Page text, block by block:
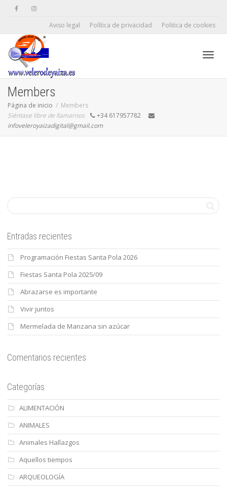
Aviso legal Política de privacidad Politica de cookies
Members
Página de inicio
Members
Siéntase libre de llamarnos
+34 617957782
infoveleroyaizadigital@gmail.com
Entradas recientes
Programación Fiestas Santa Pola 2026
Fiestas Santa Pola 2025/09
Abrazarse es importante
Vivir juntos
Mermelada de Manzana sin azúcar
Comentarios recientes
Categorías
ALIMENTACIÓN
ANIMALES
Animales Hallazgos
Aquellos tiempos
ARQUEOLOGÍA